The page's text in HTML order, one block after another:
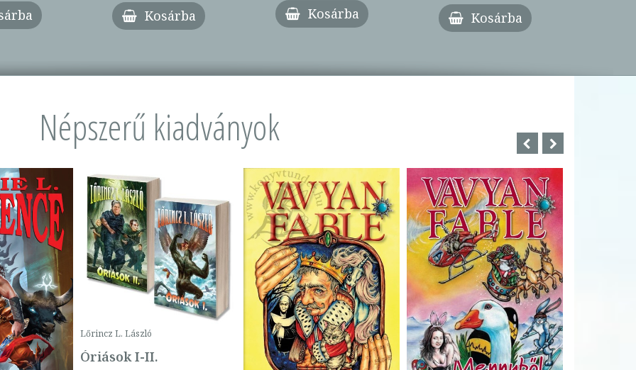
Kosárba Kosárba Kosárba
Népszerű kiadványok
Lőrincz L. László
Óriások I-II.